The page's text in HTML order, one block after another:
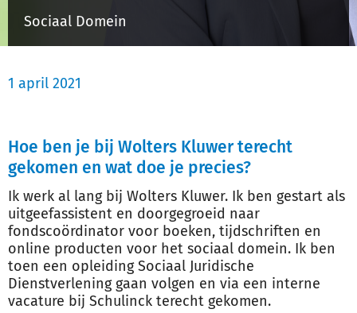
Sociaal Domein
1 april 2021
Hoe ben je bij Wolters Kluwer terecht
gekomen en wat doe je precies?
Ik werk al lang bij Wolters Kluwer. Ik ben gestart als
uitgeefassistent en doorgegroeid naar
fondscoördinator voor boeken, tijdschriften en
online producten voor het sociaal domein. Ik ben
toen een opleiding Sociaal Juridische
Dienstverlening gaan volgen en via een interne
vacature bij Schulinck terecht gekomen.